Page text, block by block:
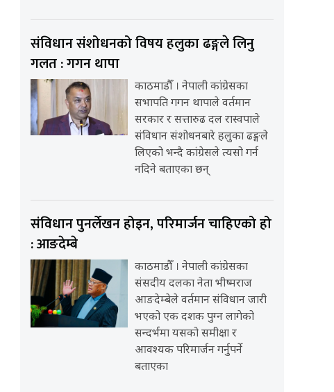
संविधान संशोधनको विषय हलुका ढङ्गले लिनु
गलत : गगन थापा
काठमाडौँ । नेपाली कांग्रेसका
सभापति गगन थापाले वर्तमान
सरकार र सत्तारुढ दल रास्वपाले
संविधान संशोधनबारे हलुका ढङ्गले
लिएको भन्दै कांग्रेसले त्यसो गर्न
नदिने बताएका छन्
संविधान पुनर्लेखन होइन, परिमार्जन चाहिएको हो
: आङदेम्बे
काठमाडौँ । नेपाली कांग्रेसका
संसदीय दलका नेता भीष्मराज
आङदेम्बेले वर्तमान संविधान जारी
भएको एक दशक पुग्न लागेको
सन्दर्भमा यसको समीक्षा र
आवश्यक परिमार्जन गर्नुपर्ने
बताएका